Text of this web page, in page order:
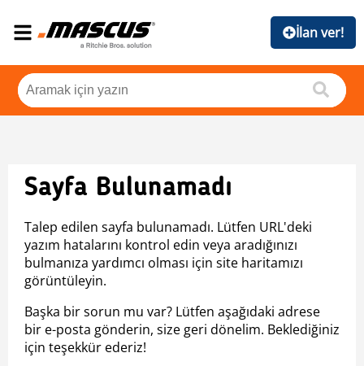
İlan ver!
Sayfa Bulunamadı
Talep edilen sayfa bulunamadı. Lütfen URL'deki
yazım hatalarını kontrol edin veya aradığınızı
bulmanıza yardımcı olması için site haritamızı
görüntüleyin.
Başka bir sorun mu var? Lütfen aşağıdaki adrese
bir e-posta gönderin, size geri dönelim. Beklediğiniz
için teşekkür ederiz!